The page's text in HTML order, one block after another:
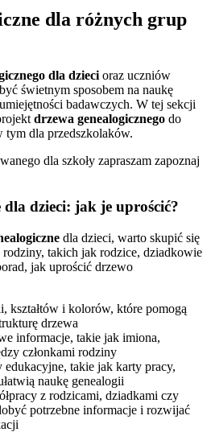
dla różnych grup
dla dzieci oraz uczniów
świetnym sposobem na naukę
badawczych. W tej sekcji
drzewa genealogicznego do
dla przedszkolaków.
dla szkoły zapraszam zapoznaj
dla dzieci: jak je uprościć?
dla dzieci, warto skupić się
takich jak rodzice, dziadkowie
jak uprościć drzewo
kształtów i kolorów, które pomogą
drzewa
informacje, takie jak imiona,
członkami rodziny
edukacyjne, takie jak karty pracy,
naukę genealogii
z rodzicami, dziadkami czy
potrzebne informacje i rozwijać